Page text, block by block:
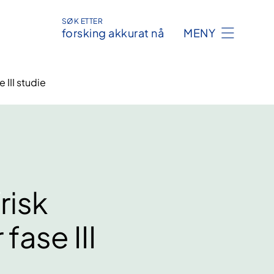
SØK ETTER
forsking akkurat nå MENY
III studie
III